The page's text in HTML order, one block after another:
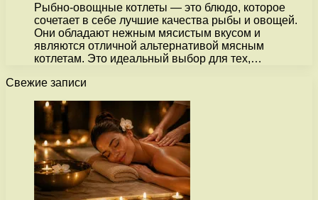
Рыбно-овощные котлеты — это блюдо, которое
сочетает в себе лучшие качества рыбы и овощей.
Они обладают нежным мясистым вкусом и
являются отличной альтернативой мясным
котлетам. Это идеальный выбор для тех,…
Свежие записи